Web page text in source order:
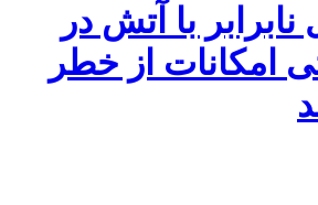
با آتش در
امکانات از خطر